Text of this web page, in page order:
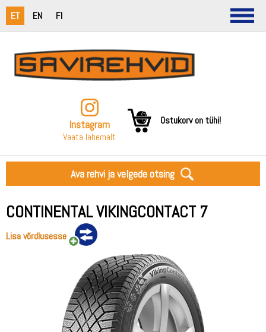
ET EN FI
Instagram
Vaata lähemalt
Ostukorv on tühi!
Ava rehvi ja velgede otsing
CONTINENTAL VIKINGCONTACT 7
Lisa võrdlusesse